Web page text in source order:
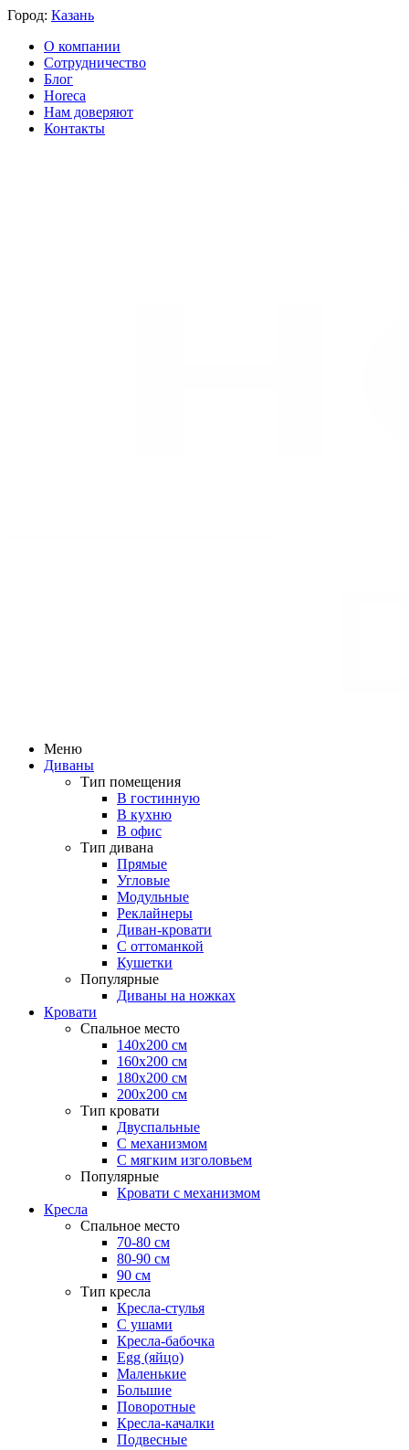
Город: Казань
О компании
Сотрудничество
Блог
Horeca
Нам доверяют
Контакты
Меню
Диваны
Тип помещения
В гостинную
В кухню
В офис
Тип дивана
Прямые
Угловые
Модульные
Реклайнеры
Диван-кровати
С оттоманкой
Кушетки
Популярные
Диваны на ножках
Кровати
Спальное место
140х200 см
160х200 см
180х200 см
200х200 см
Тип кровати
Двуспальные
С механизмом
С мягким изголовьем
Популярные
Кровати с механизмом
Кресла
Спальное место
70-80 см
80-90 см
90 см
Тип кресла
Кресла-стулья
С ушами
Кресла-бабочка
Egg (яйцо)
Маленькие
Большие
Поворотные
Кресла-качалки
Подвесные